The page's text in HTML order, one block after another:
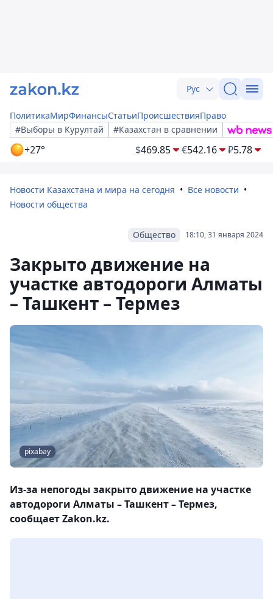
Рус
ПолитикаМирФинансыСтатьиПроисшествияПраво
#Выборы в Курултай
#Казахстан в сравнении
+27° $469.85 €542.16 ₽5.78
Новости Казахстана и мира на сегодня
Все новости
Новости общества
18:10, 31 января 2024
Общество
Закрыто движение на
участке автодороги Алматы
– Ташкент – Термез
pixabay
Из-за непогоды закрыто движение на участке
автодороги Алматы – Ташкент – Термез,
сообщает Zakon.kz.